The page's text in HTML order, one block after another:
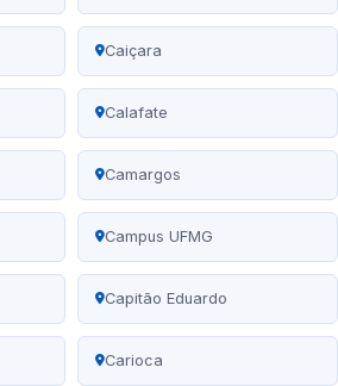
Caiçara
Calafate
Camargos
Campus UFMG
Capitão Eduardo
Carioca